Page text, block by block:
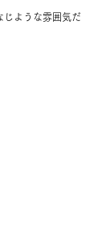
じような雰囲気だ